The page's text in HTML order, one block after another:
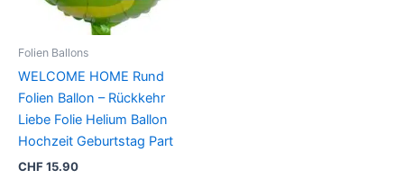
Folien Ballons
WELCOME HOME Rund
Folien Ballon – Rückkehr
Liebe Folie Helium Ballon
Hochzeit Geburtstag Part
CHF15.90